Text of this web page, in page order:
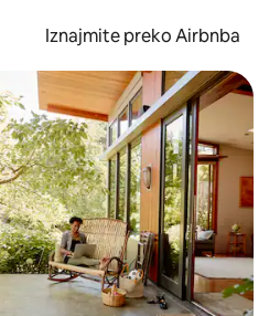
Iznajmite preko Airbnba